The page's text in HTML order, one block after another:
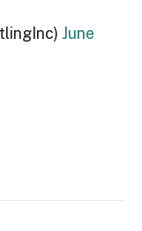
June